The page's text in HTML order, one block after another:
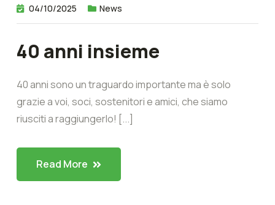
04/10/2025 News
40 anni insieme
40 anni sono un traguardo importante ma è solo
grazie a voi, soci, sostenitori e amici, che siamo
riusciti a raggiungerlo! [...]
Read More